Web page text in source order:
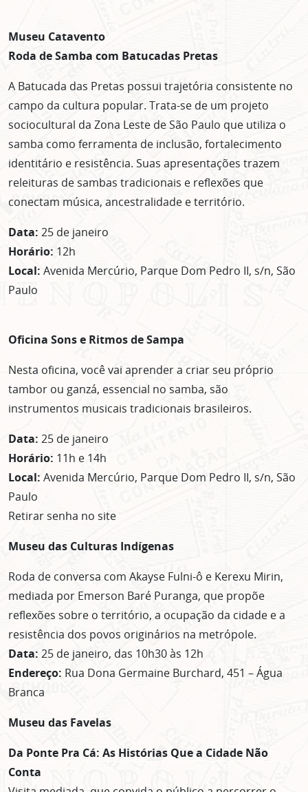
Museu Catavento
Roda de Samba com Batucadas Pretas
A Batucada das Pretas possui trajetória consistente no
campo da cultura popular. Trata-se de um projeto
sociocultural da Zona Leste de São Paulo que utiliza o
samba como ferramenta de inclusão, fortalecimento
identitário e resistência. Suas apresentações trazem
releituras de sambas tradicionais e reflexões que
conectam música, ancestralidade e território.
Data: 25 de janeiro
Horário: 12h
Local: Avenida Mercúrio, Parque Dom Pedro II, s/n, São
Paulo
Oficina Sons e Ritmos de Sampa
Nesta oficina, você vai aprender a criar seu próprio
tambor ou ganzá, essencial no samba, são
instrumentos musicais tradicionais brasileiros.
Data: 25 de janeiro
Horário: 11h e 14h
Local: Avenida Mercúrio, Parque Dom Pedro II, s/n, São
Paulo
Retirar senha no site
Museu das Culturas Indígenas
Roda de conversa com Akayse Fulni-ô e Kerexu Mirin,
mediada por Emerson Baré Puranga, que propõe
reflexões sobre o território, a ocupação da cidade e a
resistência dos povos originários na metrópole.
Data: 25 de janeiro, das 10h30 às 12h
Endereço: Rua Dona Germaine Burchard, 451 – Água
Branca
Museu das Favelas
Da Ponte Pra Cá: As Histórias Que a Cidade Não
Conta